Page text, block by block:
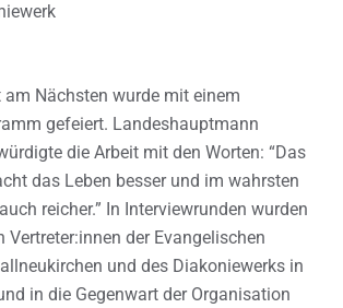
Nächsten wurde mit einem
gefeiert. Landeshauptmann
die Arbeit mit den Worten: “Das
das Leben besser und im wahrsten
reicher.” In Interviewrunden wurden
Vertreter:innen der Evangelischen
und des Diakoniewerks in
in die Gegenwart der Organisation